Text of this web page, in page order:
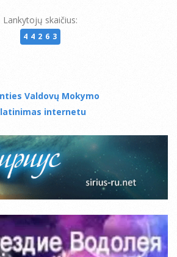
Lankytojų skaičius:
44263
Valdovų Mokymo
internetu